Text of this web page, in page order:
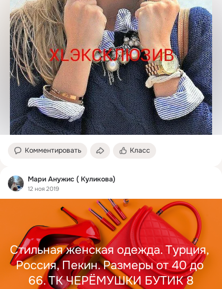
Комментировать Класс
Мари Анужис ( Куликова)
12 ноя 2019
Стильная женская одежда. Турция,
Россия, Пекин. Размеры от 40 до
66. ТК ЧЕРЁМУШКИ БУТИК 8